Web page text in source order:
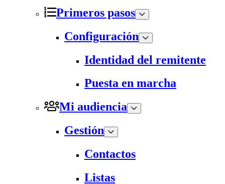
Primeros pasos
Configuración
Identidad del remitente
Puesta en marcha
Mi audiencia
Gestión
Contactos
Listas